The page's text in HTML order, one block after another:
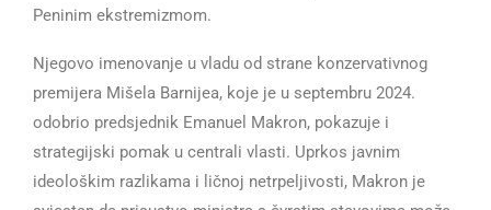
Peninim ekstremizmom.
Njegovo imenovanje u vladu od strane konzervativnog
premijera Mišela Barnijea, koje je u septembru 2024.
odobrio predsjednik Emanuel Makron, pokazuje i
strategijski pomak u centrali vlasti. Uprkos javnim
ideološkim razlikama i ličnoj netrpeljivosti, Makron je